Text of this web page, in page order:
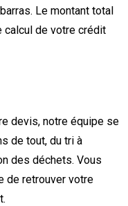
Le montant total
calcul de votre crédit
devis, notre équipe se
de tout, du tri à
des déchets. Vous
de retrouver votre